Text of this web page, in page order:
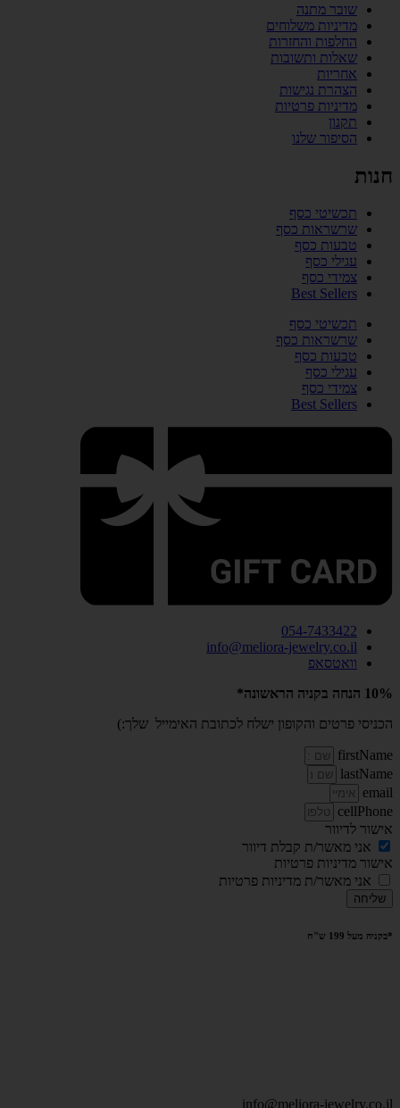
שובר מתנה
מדיניות משלוחים
החלפות והחזרות
שאלות ותשובות
אחריות
הצהרת נגישות
מדיניות פרטיות
תקנון
הסיפור שלנו
חנות
תכשיטי כסף
שרשראות כסף
טבעות כסף
עגילי כסף
צמידי כסף
Best Sellers
תכשיטי כסף
שרשראות כסף
טבעות כסף
עגילי כסף
צמידי כסף
Best Sellers
054-7433422
info@meliora-jewelry.co.il
וואטסאפ
10% הנחה בקניה הראשונה*
הכניסי פרטים והקופון ישלח לכתובת האימייל שלך:)
firstName
lastName
email
cellPhone
אישור לדיוור
אני מאשר/ת קבלת דיוור
אישור מדיניות פרטיות
אני מאשר/ת מדיניות פרטיות
שליחה
*בקניה מעל 199 ש"ח
info@meliora-jewelry.co.il